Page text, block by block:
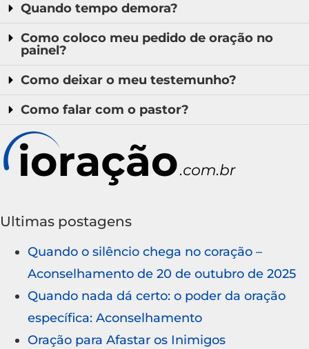
Quando tempo demora?
Como coloco meu pedido de oração no
painel?
Como deixar o meu testemunho?
Como falar com o pastor?
Ultimas postagens
Quando o silêncio chega no coração –
Aconselhamento de 20 de outubro de 2025
Quando nada dá certo: o poder da oração
específica: Aconselhamento
Oração para Afastar os Inimigos